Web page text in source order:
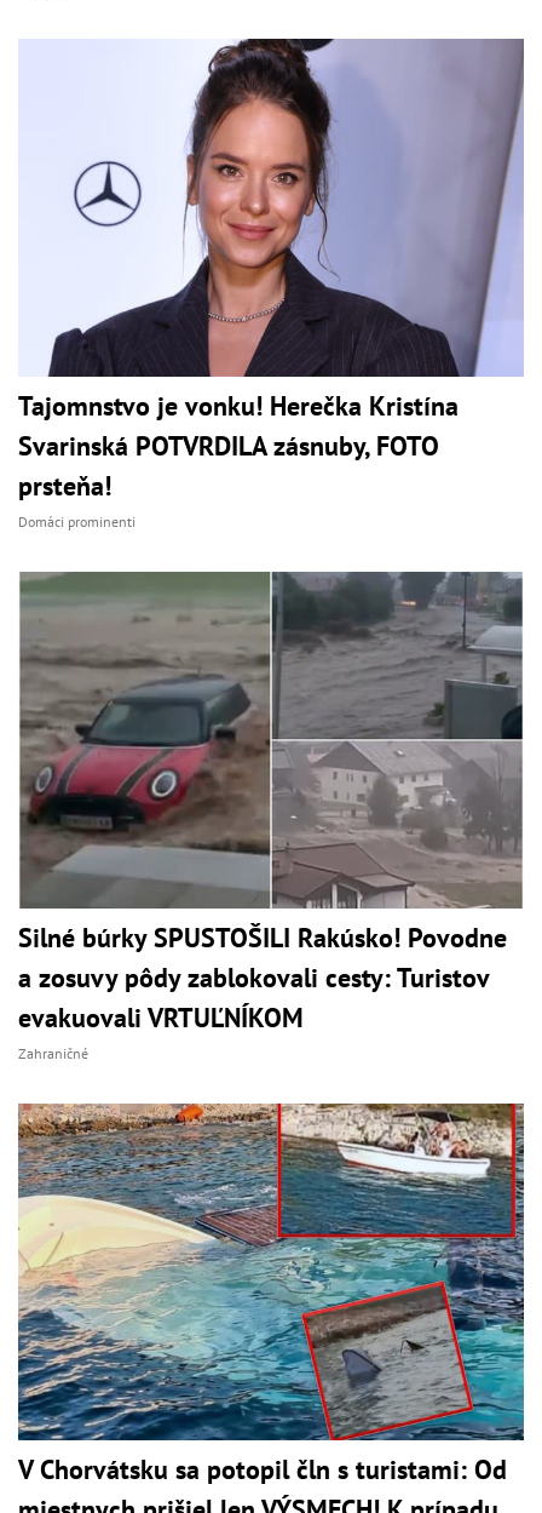
Tajomnstvo je vonku! Herečka Kristína
Svarinská POTVRDILA zásnuby, FOTO
prsteňa!
Domáci prominenti
Silné búrky SPUSTOŠILI Rakúsko! Povodne
a zosuvy pôdy zablokovali cesty: Turistov
evakuovali VRTUĽNÍKOM
Zahraničné
V Chorvátsku sa potopil čln s turistami: Od